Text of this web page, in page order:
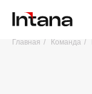
Главная / Команда /